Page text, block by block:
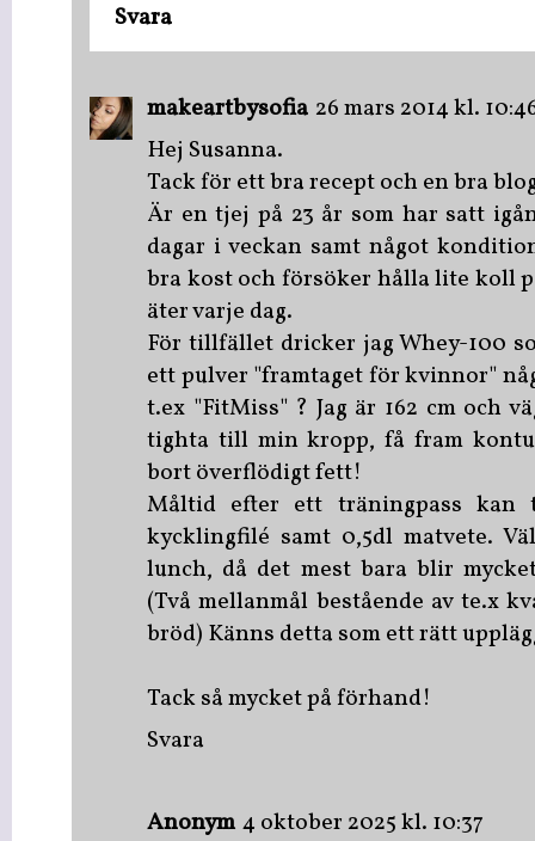
Svara
makeartbysofia 26 mars 2014 kl.
Hej Susanna.
Tack för ett bra recept och en bra
Är en tjej på 23 år som har satt
dagar i veckan samt något
bra kost och försöker hålla lite koll
äter varje dag.
För tillfället dricker jag Whey-100
ett pulver "framtaget för kvinnor"
t.ex "FitMiss" ? Jag är 162 cm och
tighta till min kropp, få fram
bort överflödigt fett!
Måltid efter ett träningpass kan
kycklingfilé samt 0,5dl matvete.
lunch, då det mest bara blir
(Två mellanmål bestående av te.x
bröd) Känns detta som ett rätt
Tack så mycket på förhand!
Svara
Anonym 4 oktober 2025 kl. 10:37